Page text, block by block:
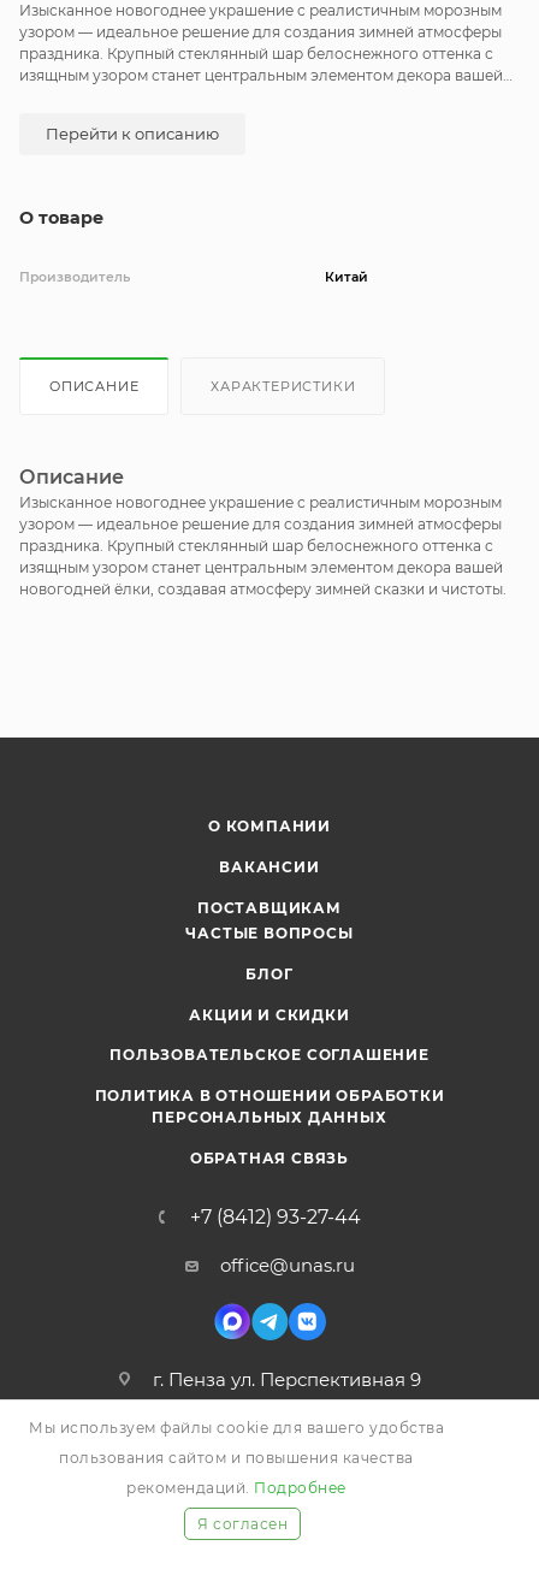
Изысканное новогоднее украшение с реалистичным морозным
узором — идеальное решение для создания зимней атмосферы
праздника. Крупный стеклянный шар белоснежного оттенка с
изящным узором станет центральным элементом декора вашей
Перейти к описанию
О товаре
Производитель Китай
ОПИСАНИЕ ХАРАКТЕРИСТИКИ
Описание
Изысканное новогоднее украшение с реалистичным морозным
узором — идеальное решение для создания зимней атмосферы
праздника. Крупный стеклянный шар белоснежного оттенка с
изящным узором станет центральным элементом декора вашей
новогодней ёлки, создавая атмосферу зимней сказки и чистоты.
О КОМПАНИИ
ВАКАНСИИ
ПОСТАВЩИКАМ
ЧАСТЫЕ ВОПРОСЫ
БЛОГ
АКЦИИ И СКИДКИ
ПОЛЬЗОВАТЕЛЬСКОЕ СОГЛАШЕНИЕ
ПОЛИТИКА В ОТНОШЕНИИ ОБРАБОТКИ
ПЕРСОНАЛЬНЫХ ДАННЫХ
ОБРАТНАЯ СВЯЗЬ
+7 (8412) 93-27-44
office@unas.ru
г. Пенза ул. Перспективная 9
2026 © УНАС, Все права защищены
Мы используем файлы cookie для вашего удобства
пользования сайтом и повышения качества
рекомендаций. Подробнее
Я согласен